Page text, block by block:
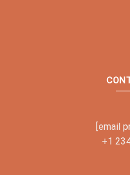
[email
+1